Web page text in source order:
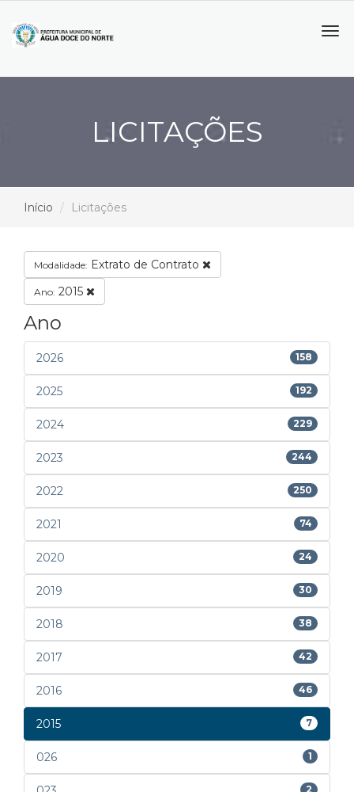
LICITAÇÕES
Início Licitações
Modalidade: Extrato de Contrato
Ano: 2015
Ano
2026 158
2025 192
2024 229
2023 244
2022 250
2021 74
2020 24
2019 30
2018 38
2017 42
2016 46
2015 7
026 1
2